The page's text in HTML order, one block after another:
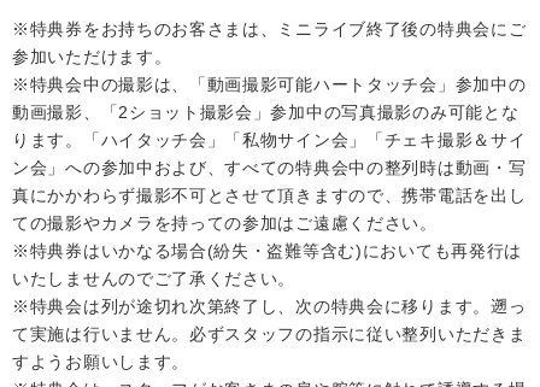
※特典券をお持ちのお客さまは、ミニライブ終了後の特典会にご
参加いただけます。
※特典会中の撮影は、「動画撮影可能ハートタッチ会」参加中の
動画撮影、「2ショット撮影会」参加中の写真撮影のみ可能とな
ります。「ハイタッチ会」「私物サイン会」「チェキ撮影＆サイ
ン会」への参加中および、すべての特典会中の整列時は動画・写
真にかかわらず撮影不可とさせて頂きますので、携帯電話を出し
ての撮影やカメラを持っての参加はご遠慮ください。
※特典券はいかなる場合(紛失・盗難等含む)においても再発行は
いたしませんのでご了承ください。
※特典会は列が途切れ次第終了し、次の特典会に移ります。遡っ
て実施は行いません。必ずスタッフの指示に従い整列いただきま
すようお願いします。